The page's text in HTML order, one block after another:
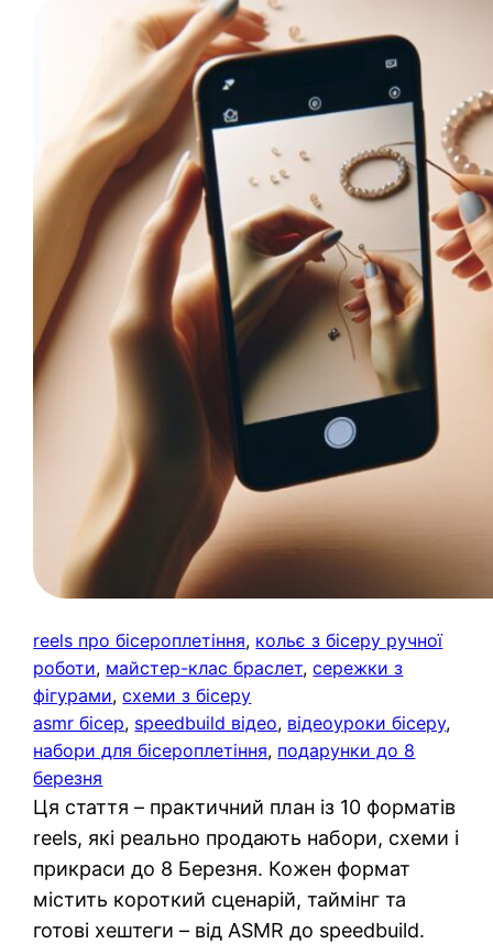
reels про бісероплетіння, кольє з бісеру ручної
роботи, майстер-клас браслет, сережки з
фігурами, схеми з бісеру
asmr бісер, speedbuild відео, відеоуроки бісеру
набори для бісероплетіння, подарунки до 8
березня
Ця стаття – практичний план із 10 форматів
reels, які реально продають набори, схеми і
прикраси до 8 Березня. Кожен формат
містить короткий сценарій, таймінг та
готові хештеги – від ASMR до speedbuild.